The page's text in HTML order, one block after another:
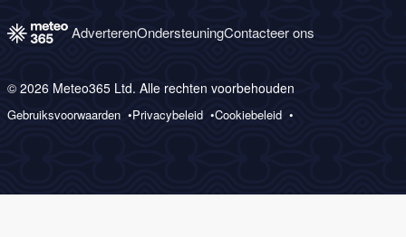
AdverterenOndersteuningContacteer ons
© 2026 Meteo365 Ltd. Alle rechten voorbehouden
Gebruiksvoorwaarden Privacybeleid Cookiebeleid